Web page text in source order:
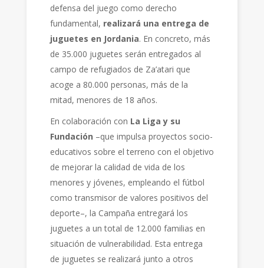
defensa del juego como derecho
fundamental, realizará una entrega de
juguetes en Jordania. En concreto, más
de 35.000 juguetes serán entregados al
campo de refugiados de Za’atari que
acoge a 80.000 personas, más de la
mitad, menores de 18 años.
En colaboración con La Liga y su
Fundación –que impulsa proyectos socio-
educativos sobre el terreno con el objetivo
de mejorar la calidad de vida de los
menores y jóvenes, empleando el fútbol
como transmisor de valores positivos del
deporte–, la Campaña entregará los
juguetes a un total de 12.000 familias en
situación de vulnerabilidad. Esta entrega
de juguetes se realizará junto a otros